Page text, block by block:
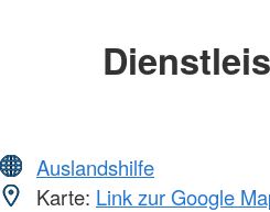
Auslandshilfe
Karte: Link zur Google